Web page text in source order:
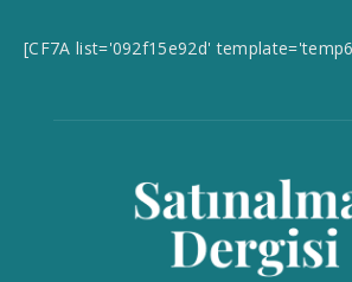
[CF7A list='092f15e92d'